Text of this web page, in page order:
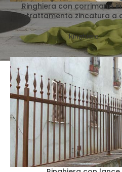
Ringhiera con corrimano
trattamento zincatura a
Ringhiere